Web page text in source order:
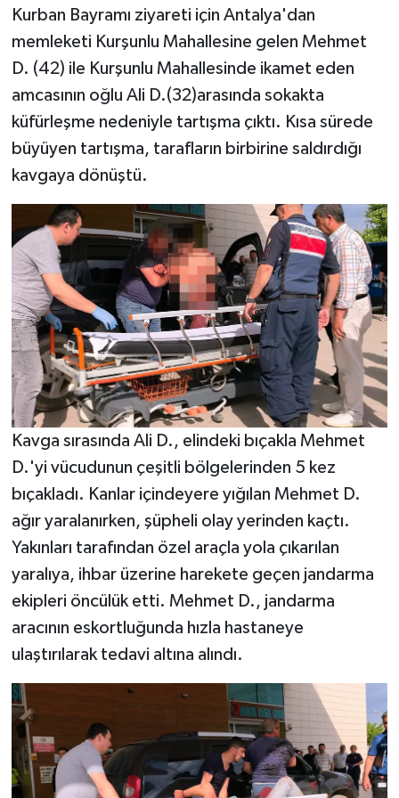
Kurban Bayramı ziyareti için Antalya'dan
memleketi Kurşunlu Mahallesine gelen Mehmet
D. (42) ile Kurşunlu Mahallesinde ikamet eden
amcasının oğlu Ali D.(32)arasında sokakta
küfürleşme nedeniyle tartışma çıktı. Kısa sürede
büyüyen tartışma, tarafların birbirine saldırdığı
kavgaya dönüştü.
Kavga sırasında Ali D., elindeki bıçakla Mehmet
D.'yi vücudunun çeşitli bölgelerinden 5 kez
bıçakladı. Kanlar içindeyere yığılan Mehmet D.
ağır yaralanırken, şüpheli olay yerinden kaçtı.
Yakınları tarafından özel araçla yola çıkarılan
yaralıya, ihbar üzerine harekete geçen jandarma
ekipleri öncülük etti. Mehmet D., jandarma
aracının eskortluğunda hızla hastaneye
ulaştırılarak tedavi altına alındı.